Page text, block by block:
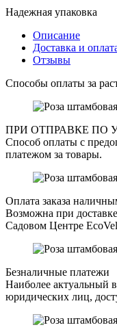
Надежная упаковка
Описание
Доставка и
Отзывы
Способы оплаты за
ПРИ ОТПРАВКЕ ПО
Способ оплаты с
платежом за товары.
Оплата заказа
Возможна при
Садовом Центре
Безналичные платежи
Наиболее актуальный
юридических лиц,